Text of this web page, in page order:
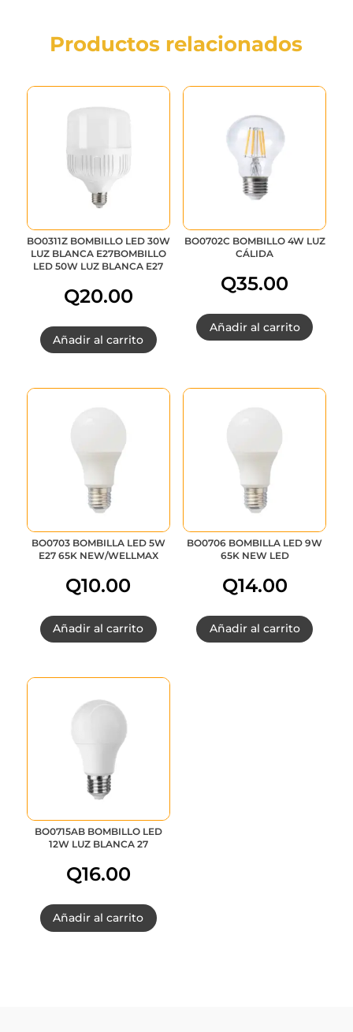
Productos relacionados
BO0311Z BOMBILLO LED 30W
LUZ BLANCA E27BOMBILLO
LED 50W LUZ BLANCA E27
Q20.00
Añadir al carrito
BO0702C BOMBILLO 4W LUZ
CÁLIDA
Q35.00
Añadir al carrito
BO0703 BOMBILLA LED 5W
E27 65K NEW/WELLMAX
Q10.00
Añadir al carrito
BO0706 BOMBILLA LED 9W
65K NEW LED
Q14.00
Añadir al carrito
BO0715AB BOMBILLO LED
12W LUZ BLANCA 27
Q16.00
Añadir al carrito